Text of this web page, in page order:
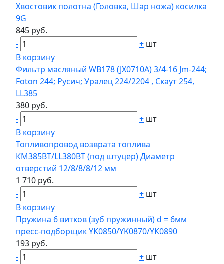
Хвостовик полотна (Головка, Шар ножа) косилка
9G
845 руб.
-
+ шт
В корзину
Фильтр масляный WB178 (JX0710А) 3/4-16 Jm-244;
Foton 244; Русич; Уралец 224/2204 , Скаут 254,
LL385
380 руб.
-
+ шт
В корзину
Топливопровод возврата топлива
КМ385BT/LL380BT (под штуцер) Диаметр
отверстий 12/8/8/8/12 мм
1 710 руб.
-
+ шт
В корзину
Пружина 6 витков (зуб пружинный) d = 6мм
пресс-подборщик YK0850/YK0870/YK0890
193 руб.
-
+ шт